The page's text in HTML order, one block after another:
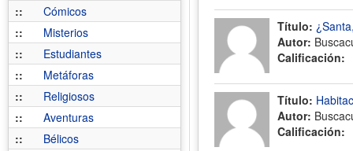
::
Cómicos
::
Misterios
::
Estudiantes
::
Metáforas
::
Religiosos
::
Aventuras
::
Bélicos
Título:
Autor:
Calificación:
Título:
Autor:
Calificación: